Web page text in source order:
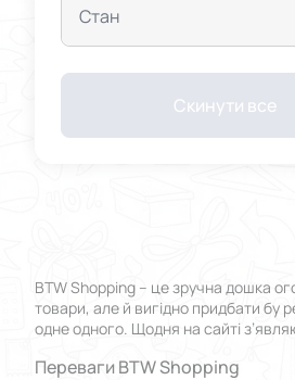
Стан
Скинути все
BTW Shopping – це зручна дошка
товари, але й вигідно придбати бу
одне одного. Щодня на сайті
Переваги BTW Shopping